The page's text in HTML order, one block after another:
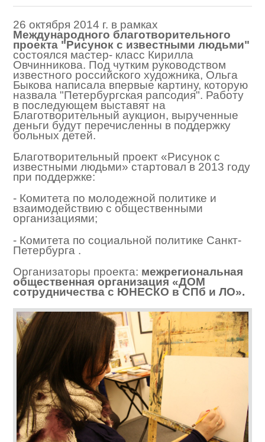
26 октября 2014 г. в рамках
Международного благотворительного
проекта "Рисунок с известными людьми"
состоялся мастер- класс Кирилла
Овчинникова. Под чутким руководством
известного российского художника, Ольга
Быкова написала впервые картину, которую
назвала "Петербургская рапсодия". Работу
в последующем выставят на
Благотворительный аукцион, вырученные
деньги будут перечисленны в поддержку
больных детей.
Благотворительный проект «Рисунок с
известными людьми» стартовал в 2013 году
при поддержке:
- Комитета по молодежной политике и
взаимодействию с общественными
организациями;
- Комитета по социальной политике Санкт-
Петербурга .
Организаторы проекта: межрегиональная
общественная организация «ДОМ
сотрудничества с ЮНЕСКО в СПб и ЛО».